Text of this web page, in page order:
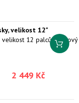
velikost 12"
2 449 Kč